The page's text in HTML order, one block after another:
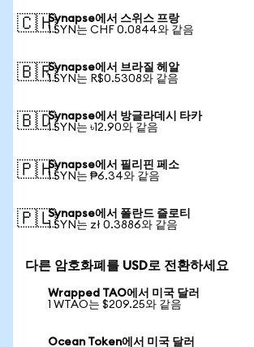
🇨🇭Synapse에서 스위스 프랑
1 SYN는 CHF 0.0844와 같음
🇧🇷Synapse에서 브라질 헤알
1 SYN는 R$0.5308와 같음
🇧🇩Synapse에서 방글라데시 타카
1 SYN는 ৳12.90와 같음
🇵🇭Synapse에서 필리핀 페소
1 SYN는 ₱6.34와 같음
🇵🇱Synapse에서 폴란드 즐로티
1 SYN는 zł 0.3886와 같음
다른 암호화폐를 USD로 전환하세요
Wrapped TAO에서 미국 달러
1 WTAO는 $209.25와 같음
Ocean Token에서 미국 달러